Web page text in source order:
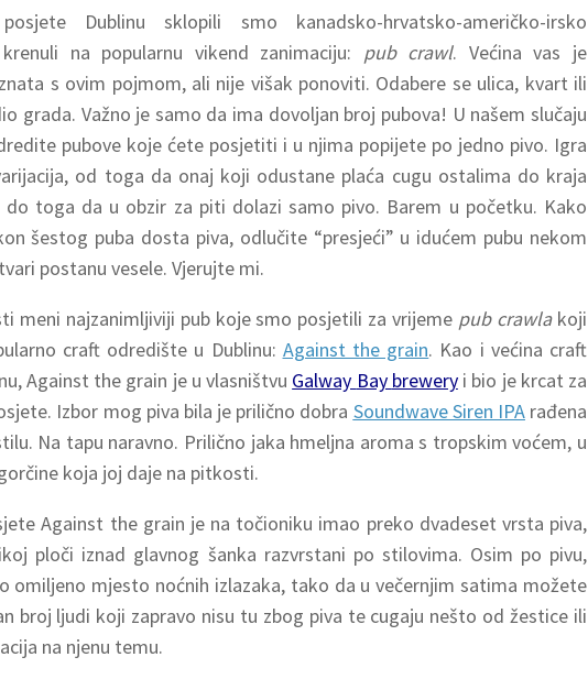
Dublinu sklopili smo kanadsko-hrvatsko-američko-irsko
na popularnu vikend zanimaciju: pub crawl. Većina vas je
s ovim pojmom, ali nije višak ponoviti. Odabere se ulica, kvart ili
grada. Važno je samo da ima dovoljan broj pubova! U našem slučaju
pubove koje ćete posjetiti i u njima popijete po jedno pivo. Igra
od toga da onaj koji odustane plaća cugu ostalima do kraja
toga da u obzir za piti dolazi samo pivo. Barem u početku. Kako
šestog puba dosta piva, odlučite “presjeći” u idućem pubu nekom
postanu vesele. Vjerujte mi.
meni najzanimljiviji pub koje smo posjetili za vrijeme pub crawlakoji
craft odredište u Dublinu: Against the grain. Kao i većina craft
Against the grain je u vlasništvu Galway Bay breweryi bio je krcat za
Izbor mog piva bila je prilično dobra Soundwave Siren IPArađena
Na tapu naravno. Prilično jaka hmeljna aroma s tropskim voćem, u
koja joj daje na pitkosti.
Against the grain je na točioniku imao preko dvadeset vrsta piva,
ploči iznad glavnog šanka razvrstani po stilovima. Osim po pivu,
omiljeno mjesto noćnih izlazaka, tako da u večernjim satima možete
broj ljudi koji zapravo nisu tu zbog piva te cugaju nešto od žestice ili
na njenu temu.